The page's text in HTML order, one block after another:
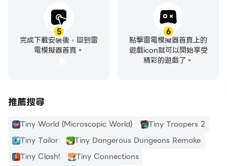
5
完成下載安裝後，回到雷
電模擬器首頁。
6
點擊雷電模擬器首頁上的
遊戲icon就可以開始享受
精彩的遊戲了。
推薦搜尋
Tiny World (Microscopic World)
Tiny Troopers 2
Tiny Tailor
Tiny Dangerous Dungeons Remake
Tiny Clash!
Tiny Connections